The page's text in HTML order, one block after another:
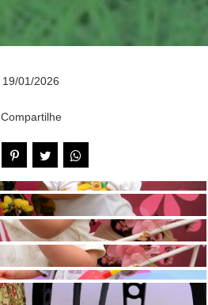
19/01/2026
Compartilhe